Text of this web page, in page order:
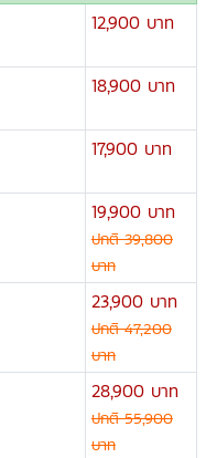
12,900 บาท
18,900 บาท
17,900 บาท
19,900 บาท
ปกติ 39,800
บาท
23,900 บาท
ปกติ 47,200
บาท
28,900 บาท
ปกติ 55,900
บาท